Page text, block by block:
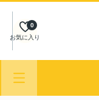
お気に入り
0